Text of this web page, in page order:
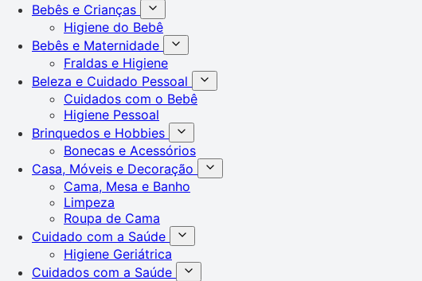
Bebês e Crianças
Higiene do Bebê
Bebês e Maternidade
Fraldas e Higiene
Beleza e Cuidado Pessoal
Cuidados com o Bebê
Higiene Pessoal
Brinquedos e Hobbies
Bonecas e Acessórios
Casa, Móveis e Decoração
Cama, Mesa e Banho
Limpeza
Roupa de Cama
Cuidado com a Saúde
Higiene Geriátrica
Cuidados com a Saúde